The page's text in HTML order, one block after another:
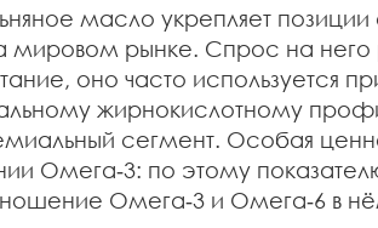
масло укрепляет
мировом рынке. Спрос на
оно часто используется
жирнокислотному
сегмент. Особая
Омега‑3: по этому
Омега‑3 и Омега‑6 в